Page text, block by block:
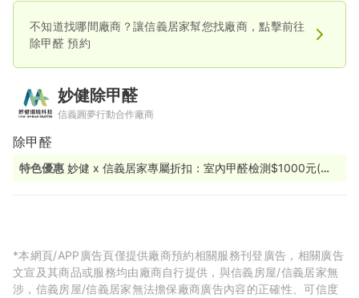
不知道找哪間廠商？讓信義居家幫您找廠商，點擊前往
除甲醛預約
妙健除甲醛
信義圓夢行動合作廠商
除甲醛
特色優惠 妙健 x 信義居家專屬折扣：室內甲醛檢測$1000元(原
*本網頁/APP廣告頁僅提供廠商預約相關服務刊登廣告，相關廣告
文宣及其商品或服務均由廠商自行提供，與信義房屋/信義居家無
涉，信義房屋/信義居家無法擔保廠商廣告內容的正確性、可信度